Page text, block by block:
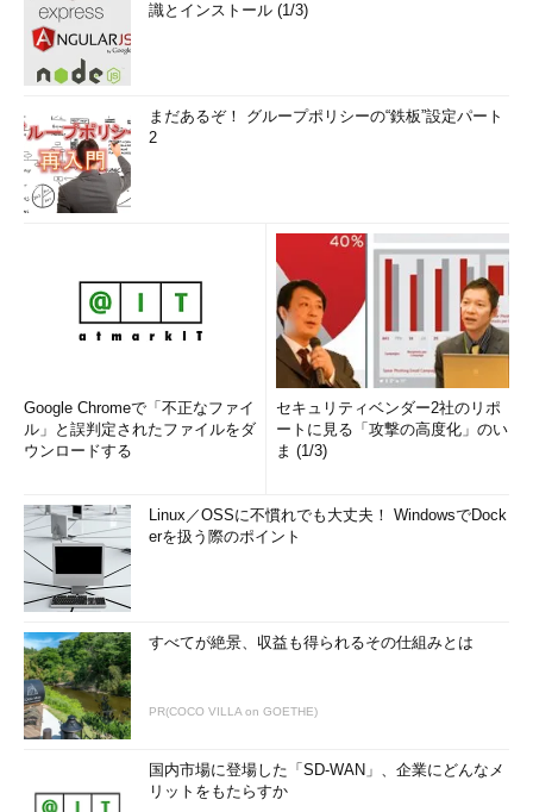
識とインストール (1/3)
まだあるぞ！ グループポリシーの“鉄板”設定パート
2
Google Chromeで「不正なファイ
ル」と誤判定されたファイルをダ
ウンロードする
セキュリティベンダー2社のリポ
ートに見る「攻撃の高度化」のい
ま (1/3)
Linux／OSSに不慣れでも大丈夫！ WindowsでDock
erを扱う際のポイント
すべてが絶景、収益も得られるその仕組みとは
PR(COCO VILLA on GOETHE)
国内市場に登場した「SD-WAN」、企業にどんなメ
リットをもたらすか